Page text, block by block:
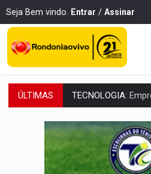
Seja Bem vindo. Entrar / Assinar
ÚLTIMAS PROTEGE A TERRA:
VÍDEO:Motociclista
PARECE UM